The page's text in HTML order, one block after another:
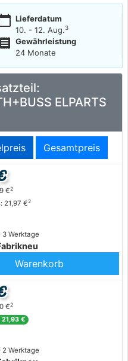
Lieferdatum
10. - 12. Aug.3
receipt
Gewährleistung
24 Monate
ELPARTS
Gesamtpreis
3 Werktage
€2
21,97 €2
Warenkorb
2 Werktage
€2
21,93 €